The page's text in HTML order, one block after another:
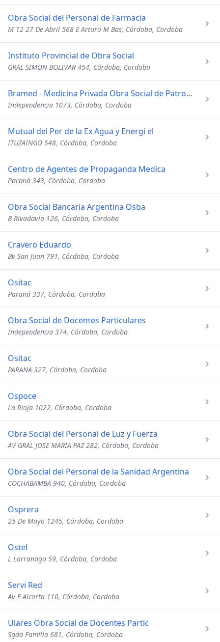
Obra Social del Personal de Farmacia
M 12 27 De Abril 568 E Arturo M Bas, Córdoba, Cordoba
Instituto Provincial de Obra Social
GRAL SIMON BOLIVAR 454, Córdoba, Cordoba
Bramed - Medicina Privada Obra Social de Patrones
Independencia 1073, Córdoba, Cordoba
Mutual del Per de la Ex Agua y Energi el
ITUZAINGO 548, Córdoba, Cordoba
Centro de Agentes de Propaganda Medica
Paraná 343, Córdoba, Cordoba
Obra Social Bancaria Argentina Osba
B Rivadavia 126, Córdoba, Cordoba
Cravero Eduardo
Bv San Juan 791, Córdoba, Cordoba
Ositac
Paraná 337, Córdoba, Cordoba
Obra Social de Docentes Particulares
Independencia 374, Córdoba, Cordoba
Ositac
PARANA 327, Córdoba, Cordoba
Ospoce
La Rioja 1022, Córdoba, Cordoba
Obra Social del Personal de Luz y Fuerza
AV GRAL JOSE MARIA PAZ 282, Córdoba, Cordoba
Obra Social del Personal de la Sanidad Argentina
COCHABAMBA 940, Córdoba, Cordoba
Osprera
25 De Mayo 1245, Córdoba, Cordoba
Ostel
L Larranaga 59, Córdoba, Cordoba
Servi Red
Av F Alcorta 110, Córdoba, Cordoba
Ulares Obra Social de Docentes Partic
Sgda Familia 681, Córdoba, Cordoba